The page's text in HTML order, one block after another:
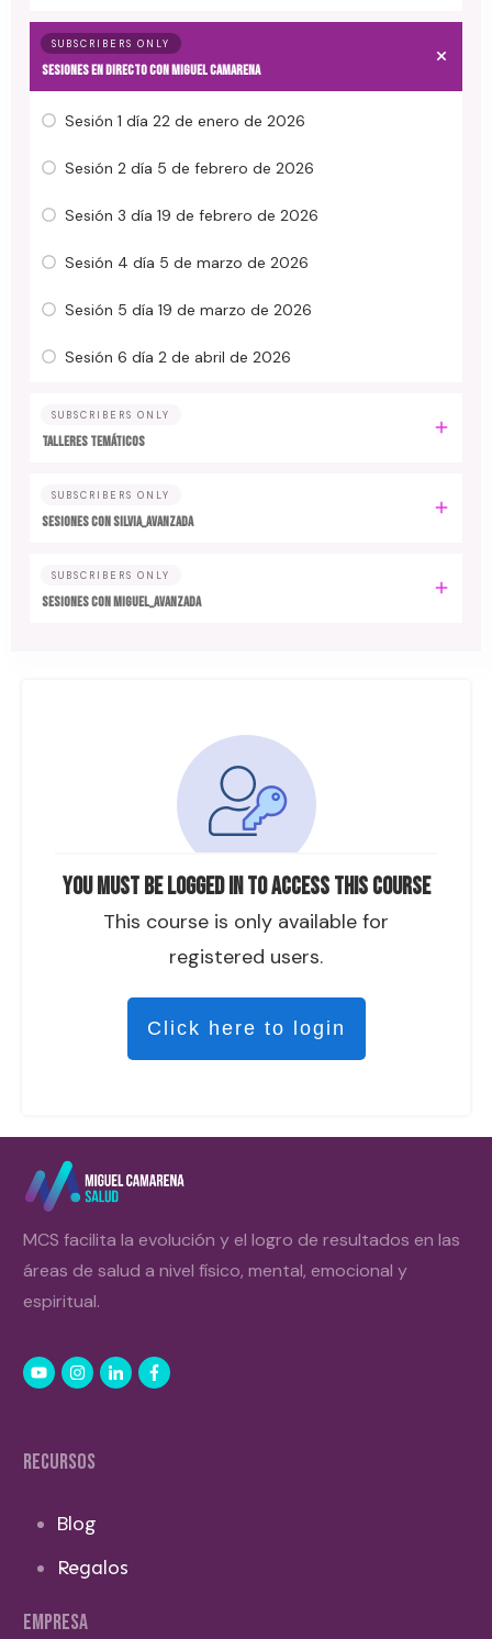
You must be logged in to access this course
This course is only available for
registered users.
Click here to login
SUBSCRIBERS ONLY
SESIONES EN DIRECTO CON MIGUEL CAMARENA
Sesión 1 día 22 de enero de 2026
Sesión 2 día 5 de febrero de 2026
Sesión 3 día 19 de febrero de 2026
Sesión 4 día 5 de marzo de 2026
Sesión 5 día 19 de marzo de 2026
Sesión 6 día 2 de abril de 2026
SUBSCRIBERS ONLY
TALLERES TEMÁTICOS
SUBSCRIBERS ONLY
SESIONES CON SILVIA_AVANZADA
SUBSCRIBERS ONLY
SESIONES CON MIGUEL_AVANZADA
MCS facilita la evolución y el logro de resultados en las
áreas de salud a nivel físico, mental, emocional y
espiritual.
RECURSOS
Blog
Regalos
EMPRESA